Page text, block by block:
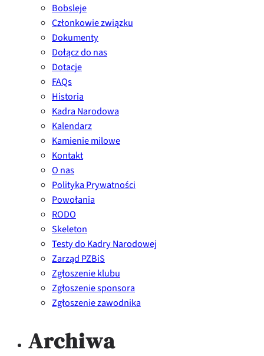
Bobsleje
Członkowie związku
Dokumenty
Dołącz do nas
Dotacje
FAQs
Historia
Kadra Narodowa
Kalendarz
Kamienie milowe
Kontakt
O nas
Polityka Prywatności
Powołania
RODO
Skeleton
Testy do Kadry Narodowej
Zarząd PZBiS
Zgłoszenie klubu
Zgłoszenie sponsora
Zgłoszenie zawodnika
Archiwa